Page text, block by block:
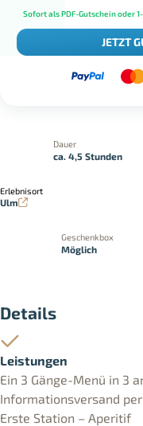
Sofort als PDF-Gutschein oder
JETZT
Dauer
ca. 4,5 Stunden
Erlebnisort
Ulm
Geschenkbox
Möglich
Details
Leistungen
Ein 3 Gänge-Menü in 3
Informationsversand
Erste Station – Aperitif